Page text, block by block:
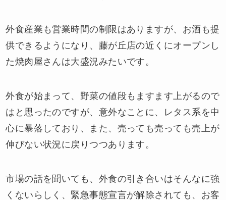
外食産業も営業時間の制限はありますが、お酒も提
供できるようになり、藤が丘店の近くにオープンし
た焼肉屋さんは大盛況みたいです。
外食が始まって、野菜の値段もますます上がるので
はと思ったのですが、意外なことに、レタス系を中
心に暴落しており、また、売っても売っても売上が
伸びない状況に戻りつつあります。
市場の話を聞いても、外食の引き合いはそんなに強
くないらしく、緊急事態宣言が解除されても、お客